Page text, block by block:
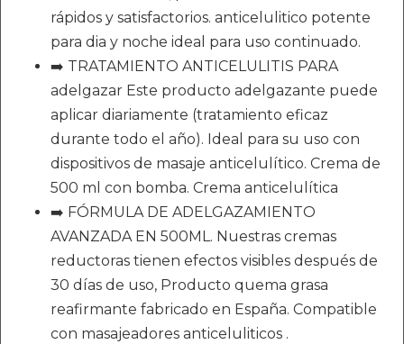
rápidos y satisfactorios. anticelulitico potente
para dia y noche ideal para uso continuado.
➡️ TRATAMIENTO ANTICELULITIS PARA
adelgazar Este producto adelgazante puede
aplicar diariamente (tratamiento eficaz
durante todo el año). Ideal para su uso con
dispositivos de masaje anticelulítico. Crema de
500 ml con bomba. Crema anticelulítica
➡️ FÓRMULA DE ADELGAZAMIENTO
AVANZADA EN 500ML. Nuestras cremas
reductoras tienen efectos visibles después de
30 días de uso, Producto quema grasa
reafirmante fabricado en España. Compatible
con masajeadores anticeluliticos .